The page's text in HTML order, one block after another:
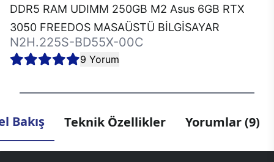
DDR5 RAM UDIMM 250GB M2 Asus 6GB RTX
3050 FREEDOS MASAÜSTÜ BİLGİSAYAR
N2H.225S-BD55X-00C
9 Yorum
Bakış Teknik Özellikler Yorumlar (9)